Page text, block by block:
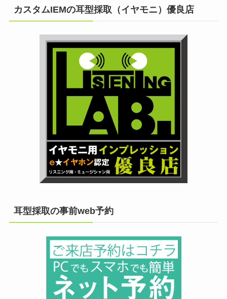
カスタムIEMの耳型採取（イヤモニ）優良店
耳型採取の事前web予約